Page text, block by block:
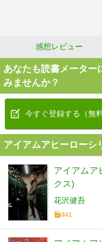
感想レビュー
あなたも読書メーター
みませんか？
今すぐ登録する（無料
アイアムアヒーローシ
アイアムア
クス)
花沢健吾
841